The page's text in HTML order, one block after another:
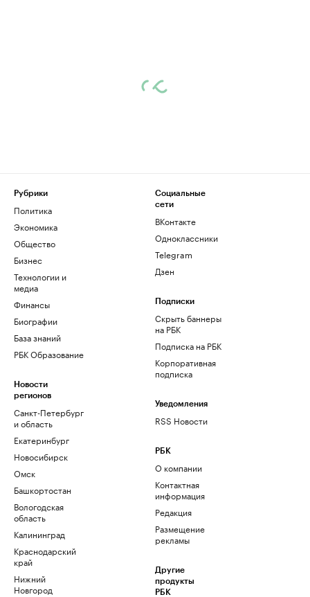
Рубрики
Политика
Экономика
Общество
Бизнес
Технологии и
медиа
Финансы
Биографии
База знаний
РБК Образование
Новости
регионов
Санкт-Петербург
и область
Екатеринбург
Новосибирск
Омск
Башкортостан
Вологодская
область
Калининград
Краснодарский
край
Нижний
Новгород
Социальные
сети
ВКонтакте
Одноклассники
Telegram
Дзен
Подписки
Скрыть баннеры
на РБК
Подписка на РБК
Корпоративная
подписка
Уведомления
RSS Новости
РБК
О компании
Контактная
информация
Редакция
Размещение
рекламы
Другие
продукты
РБК